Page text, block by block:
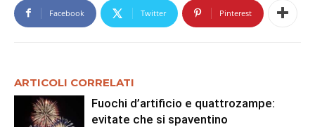
Facebook Twitter Pinterest
ARTICOLI CORRELATI
Fuochi d’artificio e quattrozampe:
evitate che si spaventino